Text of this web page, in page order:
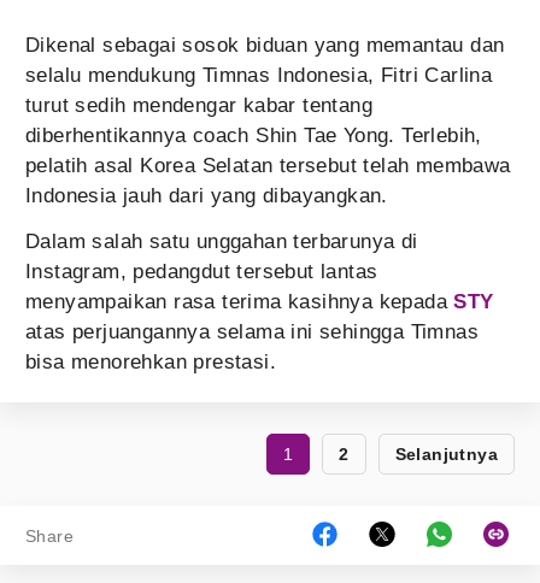
Dikenal sebagai sosok biduan yang memantau dan
selalu mendukung Timnas Indonesia, Fitri Carlina
turut sedih mendengar kabar tentang
diberhentikannya coach Shin Tae Yong. Terlebih,
pelatih asal Korea Selatan tersebut telah membawa
Indonesia jauh dari yang dibayangkan.
Dalam salah satu unggahan terbarunya di
Instagram, pedangdut tersebut lantas
menyampaikan rasa terima kasihnya kepadaSTY
atas perjuangannya selama ini sehingga Timnas
bisa menorehkan prestasi.
1 2 Selanjutnya
Share